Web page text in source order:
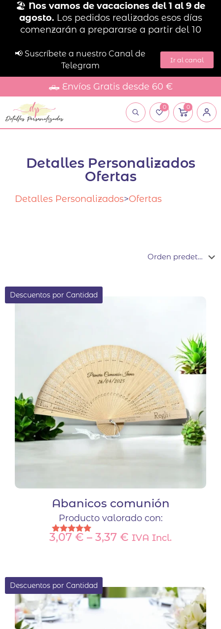
🏖️ Nos vamos de vacaciones del 1 al 9 de
agosto. Los pedidos realizados esos días
comenzarán a prepararse a partir del 10
📢 Suscríbete a nuestro Canal de
Telegram
Ir al canal
🛻 Envíos Gratis desde 60 €
0 0
Detalles Personalizados
Ofertas
Detalles Personalizados>Ofertas
Descuentos por Cantidad
Abanicos comunión
Producto valorado con:
Valorado
3,07 € – 3,37 € IVA Incl.
múltiples
variantes.
Descuentos por Cantidad